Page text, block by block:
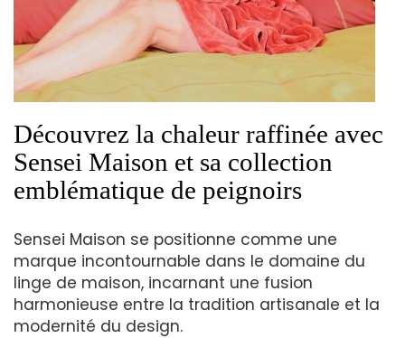
Découvrez la chaleur raffinée avec
Sensei Maison et sa collection
emblématique de peignoirs
Sensei Maison se positionne comme une
marque incontournable dans le domaine du
linge de maison, incarnant une fusion
harmonieuse entre la tradition artisanale et la
modernité du design.